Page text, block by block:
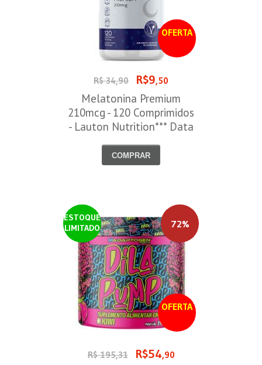
OFERTA
R$ 34,90 R$9,50
Melatonina Premium
210mcg - 120 Comprimidos
- Lauton Nutrition*** Data
COMPRAR
ESTOQUE
LIMITADO
OFERTA
72%
R$ 195,31 R$54,90